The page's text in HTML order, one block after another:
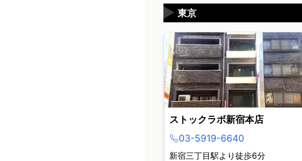
東京
▶
ストックラボ新宿本店
03-5919-6640
新宿三丁目駅より徒歩6分